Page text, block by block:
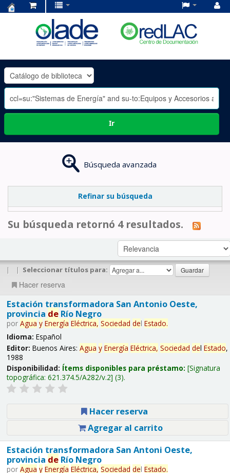
OLADE
-
Ir
Búsqueda avanzada
Refinar su búsqueda
Su búsqueda retornó 4 resultados.
| | Seleccionar títulos para:
Hacer reserva
Estación transformadora San Antonio Oeste,
provincia deRío Negro
por Agua y Energía Eléctrica, Sociedad del Estado.
Idioma: Español
Editor: Buenos Aires: Agua y Energía Eléctrica, Sociedad del Estado,
1988
Disponibilidad: Ítems disponibles para préstamo: Signatura
topográfica: 621.374.5/A282/v.2 (3).
Hacer reserva
Agregar al carrito
Estación transformadora San Antoni Oeste,
provincia deRío Negro
por Agua y Energía Eléctrica, Sociedad del Estado.